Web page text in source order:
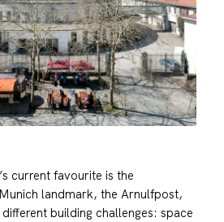
current favourite is the
landmark, the Arnulfpost,
building challenges: space